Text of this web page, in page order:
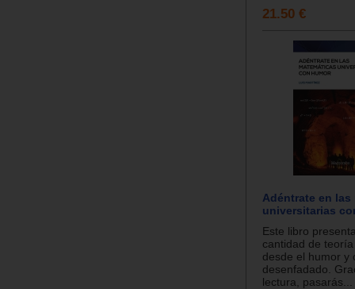
21.50 €
Adéntrate en las
universitarias
Este libro
cantidad de
desde el humor y
desenfadado.
lectura, pasarás...